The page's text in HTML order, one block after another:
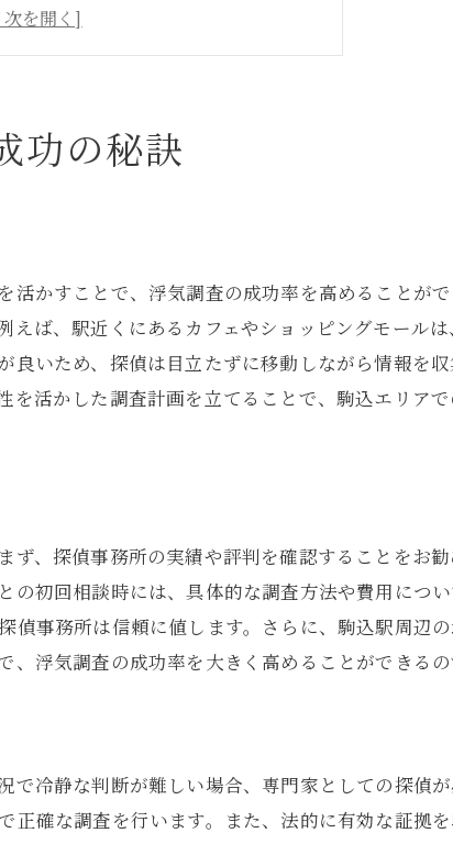
役割と重要性
の情報収集方法
査での一般的な課題
の浮気調査の効果的なアプローチ
重要なステップ
ノロジーとツール
めの観察ポイント
動向を考慮した調査手法
に活用する方法
密行動の心得
追跡する方法
めの情報整理
成功の秘訣
たらした結果
功の秘訣
かすことで、浮気調査の成功率を高めることが
ば、駅近くにあるカフェやショッピングモール
いため、探偵は目立たずに移動しながら情報を
活かした調査計画を立てることで、駒込エリア
、探偵事務所の実績や評判を確認することをお
初回相談時には、具体的な調査方法や費用につ
事務所は信頼に値します。さらに、駒込駅周辺
浮気調査の成功率を大きく高めることができるの
冷静な判断が難しい場合、専門家としての探偵
確な調査を行います。また、法的に有効な証拠